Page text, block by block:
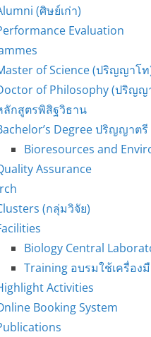
(ศิษย์เก่า)
Evaluation
of Science (ปริญญาโท
of Philosophy (ปริญญ
ลักสูตรพิสิฐวิธาน
Degree ปริญญาต
Bioresources and
Assurance
(กลุ่มวิจัย)
Biology Central
Training อบรมใช้เครื่อง
Activities
Booking System